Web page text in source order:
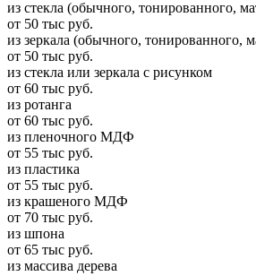
из стекла (обычного, тонированного,
от 50 тыс руб.
из зеркала (обычного, тонированного,
от 50 тыс руб.
из стекла или зеркала с рисунком
от 60 тыс руб.
из ротанга
от 60 тыс руб.
из пленочного МДФ
от 55 тыс руб.
из пластика
от 55 тыс руб.
из крашеного МДФ
от 70 тыс руб.
из шпона
от 65 тыс руб.
из массива дерева